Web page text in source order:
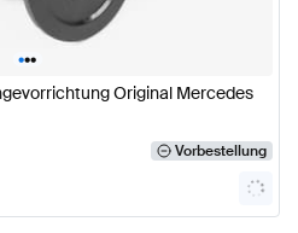
•••
Original Mercedes
Vorbestellung